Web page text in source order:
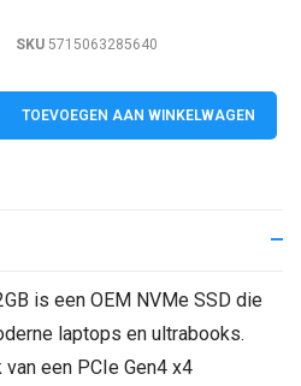
SKU 5715063285640
TOEVOEGEN AAN WINKELWAGEN
is een OEM NVMe SSD die
laptops en ultrabooks.
een PCIe Gen4 x4